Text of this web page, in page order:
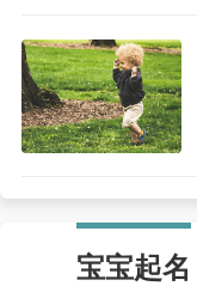
宝宝起名